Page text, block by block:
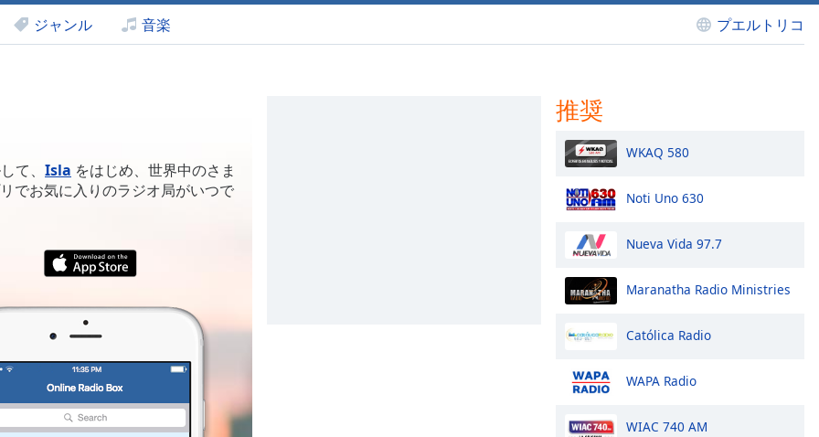
ジャンル 音楽 プエルトリコ
て、 Isla をはじめ、世界中のさま
でお気に入りのラジオ局がいつで
推奨
WKAQ 580
Noti Uno 630
Nueva Vida 97.7
Maranatha Radio Ministries
Católica Radio
WAPA Radio
WIAC 740 AM